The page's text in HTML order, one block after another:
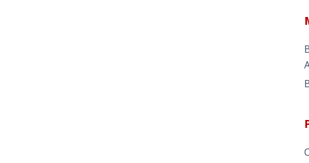
t
r
v
: